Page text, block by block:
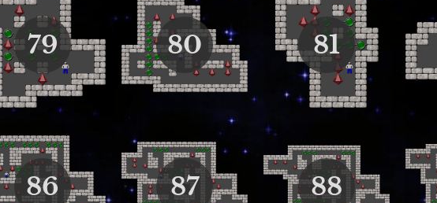
79 80 81
86 87 88